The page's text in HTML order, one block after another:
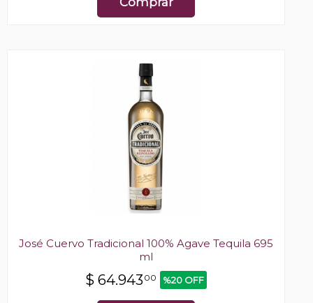
José Cuervo Tradicional 100% Agave Tequila 695
ml
$ 64.943 00 %20 OFF